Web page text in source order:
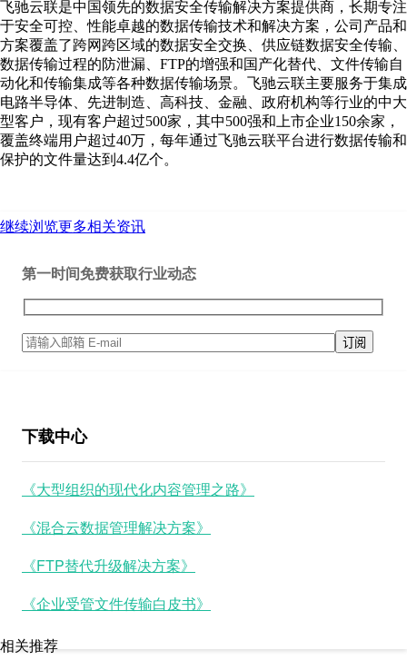
飞驰云联是中国领先的数据安全传输解决方案提供商，长期专注
于安全可控、性能卓越的数据传输技术和解决方案，公司产品和
方案覆盖了跨网跨区域的数据安全交换、供应链数据安全传输、
数据传输过程的防泄漏、FTP的增强和国产化替代、文件传输自
动化和传输集成等各种数据传输场景。飞驰云联主要服务于集成
电路半导体、先进制造、高科技、金融、政府机构等行业的中大
型客户，现有客户超过500家，其中500强和上市企业150余家，
覆盖终端用户超过40万，每年通过飞驰云联平台进行数据传输和
保护的文件量达到4.4亿个。
继续浏览更多相关资讯
第一时间免费获取行业动态
下载中心
《大型组织的现代化内容管理之路》
《混合云数据管理解决方案》
《FTP替代升级解决方案》
《企业受管文件传输白皮书》
相关推荐